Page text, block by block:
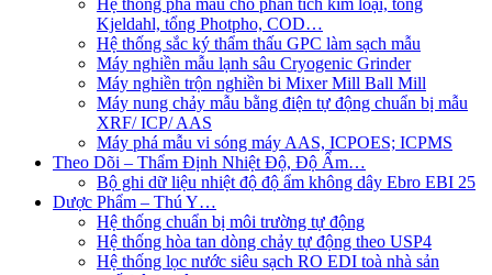
Kjeldahl, tổng Photpho, COD…
Hệ thống sắc ký thẩm thấu GPC làm sạch mẫu
Máy nghiền mẫu lạnh sâu Cryogenic Grinder
Máy nghiền trộn nghiền bi Mixer Mill Ball Mill
Máy nung chảy mẫu bằng điện tự động chuẩn bị mẫu
XRF/ ICP/ AAS
Máy phá mẫu vi sóng máy AAS, ICPOES; ICPMS
Theo Dõi – Thẩm Định Nhiệt Độ, Độ Ẩm…
Bộ ghi dữ liệu nhiệt độ độ ẩm không dây Ebro EBI 25
Dược Phẩm – Thú Y…
Hệ thống chuẩn bị môi trường tự động
Hệ thống hòa tan dòng chảy tự động theo USP4
Hệ thống lọc nước siêu sạch RO EDI​​ toà nhà sản